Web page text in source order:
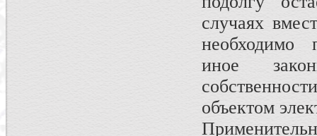
случаях
необходимо
иное
объектом